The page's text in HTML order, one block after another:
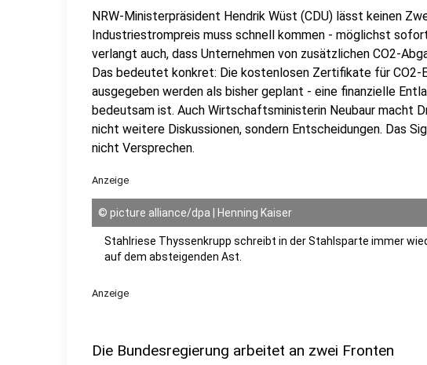
NRW-Ministerpräsident Hendrik Wüst (CDU) lässt keinen
Industriestrompreis muss schnell kommen - möglichst
verlangt auch, dass Unternehmen von zusätzlichen CO2-
Das bedeutet konkret: Die kostenlosen Zertifikate für CO2-
ausgegeben werden als bisher geplant - eine finanzielle
bedeutsam ist. Auch Wirtschaftsministerin Neubaur macht
nicht weitere Diskussionen, sondern Entscheidungen. Das
nicht Versprechen.
Anzeige
© picture alliance/dpa | Henning Kaiser
Stahlriese Thyssenkrupp schreibt in der Stahlsparte immer
auf dem absteigenden Ast.
Anzeige
Die Bundesregierung arbeitet an zwei Fronten